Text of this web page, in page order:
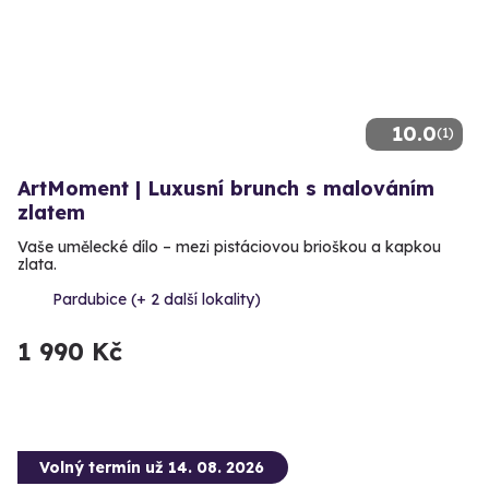
10.0(1)
ArtMoment | Luxusní brunch s malováním
zlatem
Vaše umělecké dílo – mezi pistáciovou brioškou a kapkou
zlata.
Pardubice (+ 2 další lokality)
1 990 Kč
Volný termín už 14. 08. 2026